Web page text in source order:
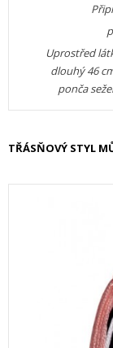
Uprostřed
dlouhý 46
ponča
TŘÁSŇOVÝ STYL